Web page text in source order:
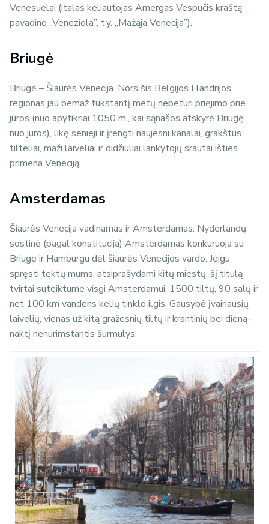
Venesuelai (italas keliautojas Amergas Vespučis kraštą
pavadino „Veneziola”, t.y. „Mažąja Venecija”).
Briugė
Briugė – Šiaurės Venecija. Nors šis Belgijos Flandrijos
regionas jau bemaž tūkstantį metų nebeturi priėjimo prie
jūros (nuo apytikriai 1050 m., kai sąnašos atskyrė Briugę
nuo jūros), likę senieji ir įrengti naujesni kanalai, grakštūs
tilteliai, maži laiveliai ir didžiuliai lankytojų srautai išties
primena Veneciją.
Amsterdamas
Šiaurės Venecija vadinamas ir Amsterdamas. Nyderlandų
sostinė (pagal konstituciją) Amsterdamas konkuruoja su
Briuge ir Hamburgu dėl šiaurės Venecijos vardo. Jeigu
spręsti tektų mums, atsiprašydami kitų miestų, šį titulą
tvirtai suteiktume visgi Amsterdamui. 1500 tiltų, 90 salų ir
net 100 km vandens kelių tinklo ilgis. Gausybė įvairiausių
laivelių, vienas už kitą gražesnių tiltų ir krantinių bei dieną–
naktį nenurimstantis šurmulys.